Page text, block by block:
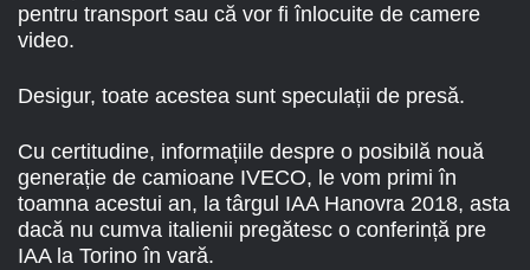
pentru transport sau că vor fi înlocuite de camere
video.
Desigur, toate acestea sunt speculații de presă.
Cu certitudine, informațiile despre o posibilă nouă
generație de camioane IVECO, le vom primi în
toamna acestui an, la târgul IAA Hanovra 2018, asta
dacă nu cumva italienii pregătesc o conferință pre
IAA la Torino în vară.